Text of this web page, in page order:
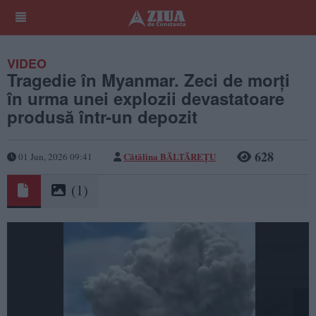
VIDEO
Tragedie în Myanmar. Zeci de morți
în urma unei explozii devastatoare
produsă într-un depozit
01 Jun, 2026 09:41 Cătălina BĂLTĂREȚU 628
(1)